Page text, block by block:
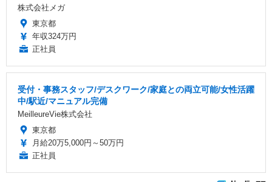
株式会社メガ
東京都
年収324万円
正社員
受付・事務スタッフ/デスクワーク/家庭との両立可能/女性活躍
中/駅近/マニュアル完備
MeilleureVie株式会社
東京都
月給20万5,000円～50万円
正社員